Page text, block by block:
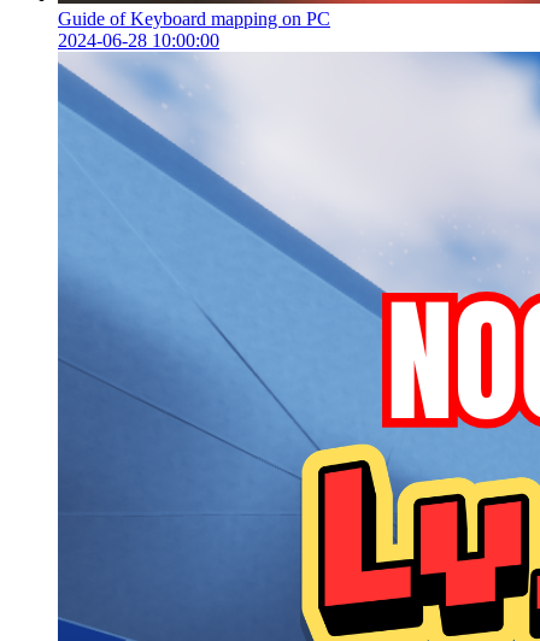
Guide of Keyboard mapping on PC
2024-06-28 10:00:00